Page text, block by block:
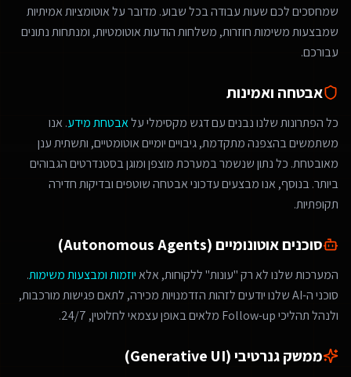
שמחסכים לכם שעות עבודה בכל שבוע. מדובר על אוטומציות אמיתיות
שמבצעות משימות חוזרות, משלחות הודעות אוטומטיות, ומנתחות נתונים
עבורכם.
אבטחה ואמינות
כל הפתרונות שלנו נבנים עם דגש מקסימלי עלאבטחת מידע. אנו
משתמשים בהצפנה מתקדמת, גיבויים יומיים אוטומטיים, ותשתית ענן
מאובטחת. כל נתון שנשמר במערכת מוצפן ומוגן בסטנדרטים הגבוהים
ביותר. בנוסף, אנו מבצעים עדכוני אבטחה שוטפים ובדיקות חדירה
תקופתיות.
סוכנים אוטונומיים (Autonomous Agents)
המערכות שלנו לא רק "עונות" ללקוחות, אלאיוזמות ומבצעות משימות.
סוכני ה-AI שלנו יודעים לזהות הזדמנויות מכירה, לתאם פגישות מורכבות,
ולנהל תהליכי Follow-up מלאים באופן עצמאי לחלוטין, 24/7.
ממשק גנרטיבי (Generative UI)